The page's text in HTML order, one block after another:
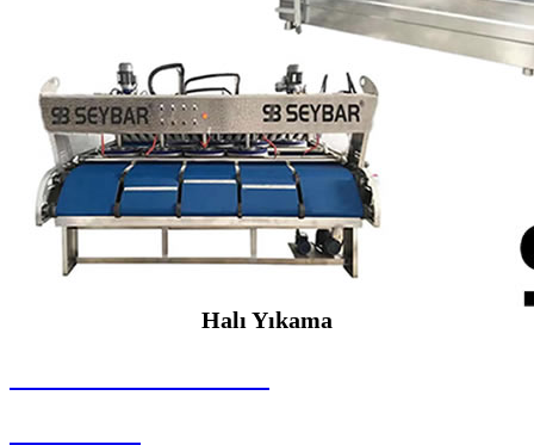
Halı Yıkama